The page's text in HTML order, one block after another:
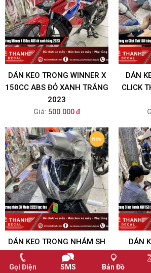
DÁN KEO TRONG WINNER X
150CC ABS ĐỎ XANH TRẮNG
2023
Giá: 500.000 đ
DÁN
CLICK
DÁN KEO TRONG NHÁM SH
MODE 2023 BẠC ĐEN -
PHIÊN BẢN ĐẶC BIỆT
DÁN
Gọi Điện SMS Bản Đồ